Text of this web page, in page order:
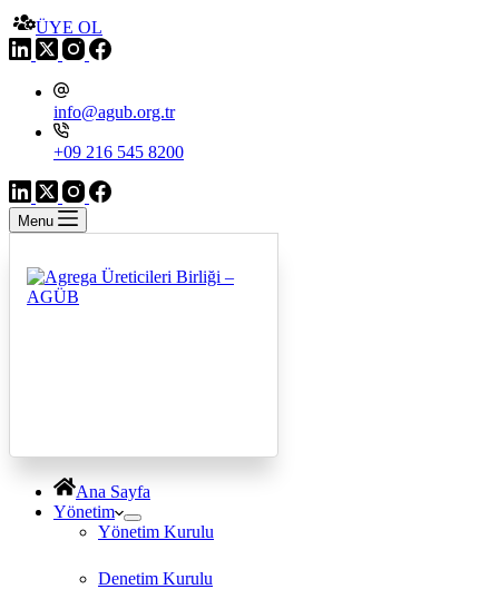
ÜYE OL
info@agub.org.tr
+09 216 545 8200
Menu
Ana Sayfa
Yönetim
Yönetim Kurulu
Denetim Kurulu